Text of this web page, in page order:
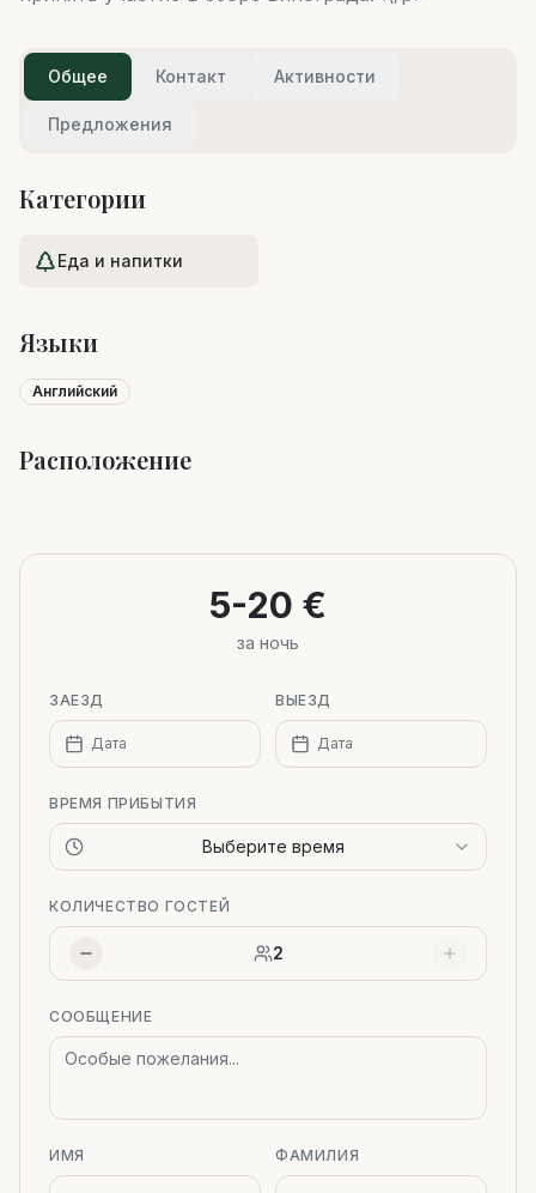
Общее Контакт Активности
Предложения
Категории
Еда и напитки
Языки
Английский
Расположение
−
5-20 €
за ночь
ЗАЕЗД
Дата
ВЫЕЗД
Дата
ВРЕМЯ ПРИБЫТИЯ
Выберите время
КОЛИЧЕСТВО ГОСТЕЙ
2
СООБЩЕНИЕ
ИМЯ ФАМИЛИЯ